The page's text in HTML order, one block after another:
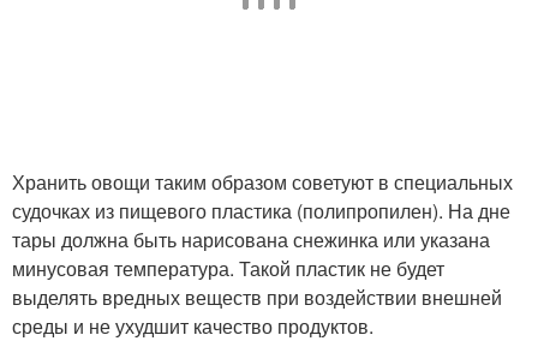
Хранить овощи таким образом советуют в специальных
судочках из пищевого пластика (полипропилен). На дне
тары должна быть нарисована снежинка или указана
минусовая температура. Такой пластик не будет
выделять вредных веществ при воздействии внешней
среды и не ухудшит качество продуктов.